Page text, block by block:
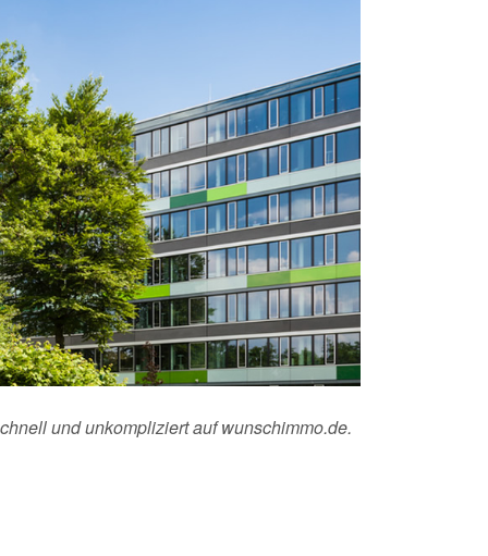
und unkompliziert auf wunschimmo.de.